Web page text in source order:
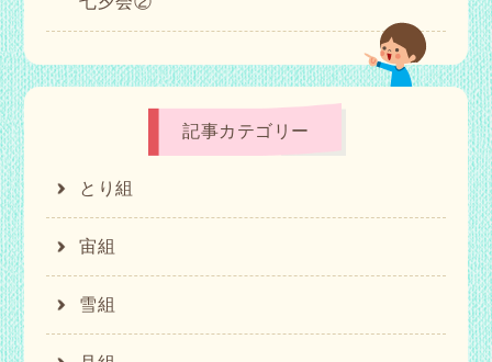
記事カテゴリー
とり組
宙組
雪組